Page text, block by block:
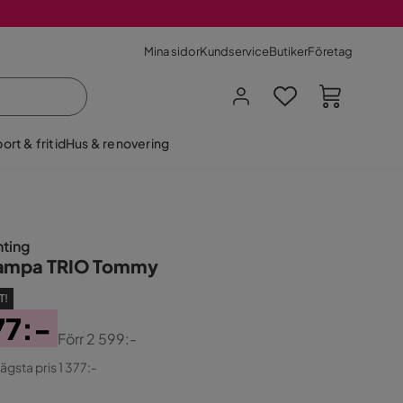
Mina sidorKundserviceButikerFöretag
& fritidHus & renovering
TRIO Tommy
Förr2 599:-
pris 1 377:-